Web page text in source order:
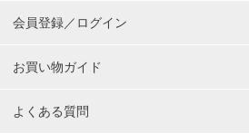
会員登録／ログイン
お買い物ガイド
よくある質問